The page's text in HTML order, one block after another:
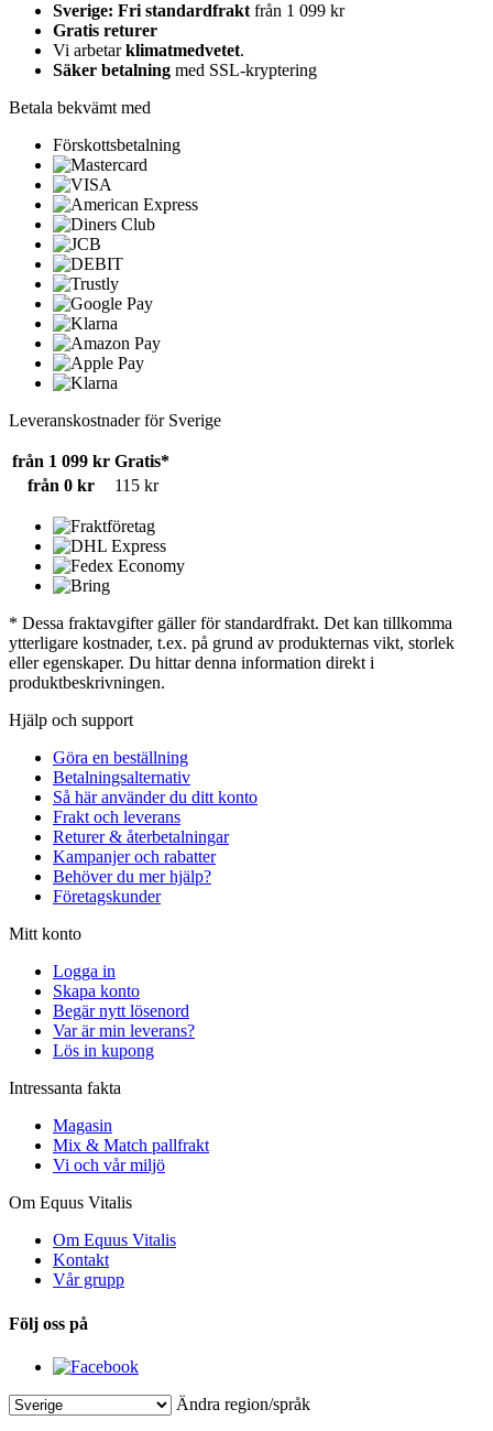
Sverige: Fri standardfrakt från 1 099 kr
Gratis returer
Vi arbetarklimatmedvetet.
Säker betalning med SSL-kryptering
Betala bekvämt med
Förskottsbetalning
Leveranskostnader för Sverige
från 1 099 kr Gratis*
från 0 kr
115 kr
* Dessa fraktavgifter gäller för standardfrakt. Det kan tillkomma
ytterligare kostnader, t.ex. på grund av produkternas vikt, storlek
eller egenskaper. Du hittar denna information direkt i
produktbeskrivningen.
Hjälp och support
Göra en beställning
Betalningsalternativ
Så här använder du ditt konto
Frakt och leverans
Returer & återbetalningar
Kampanjer och rabatter
Behöver du mer hjälp?
Företagskunder
Mitt konto
Logga in
Skapa konto
Begär nytt lösenord
Var är min leverans?
Lös in kupong
Intressanta fakta
Magasin
Mix & Match pallfrakt
Vi och vår miljö
Om Equus Vitalis
Om Equus Vitalis
Kontakt
Vår grupp
Följ oss på
Ändra region/språk